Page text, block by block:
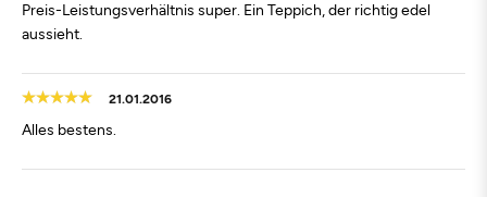
Preis-Leistungsverhältnis super. Ein Teppich, der richtig edel
aussieht.
21.01.2016
Alles bestens.